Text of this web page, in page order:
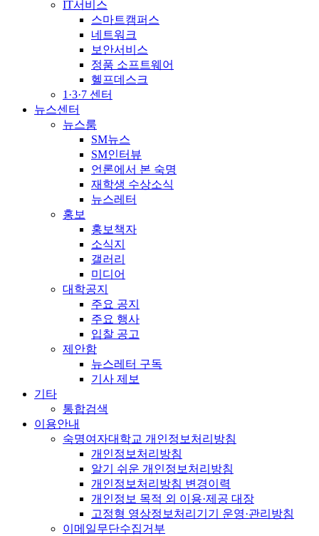
IT서비스
스마트캠퍼스
네트워크
보안서비스
정품 소프트웨어
헬프데스크
1·3·7 센터
뉴스센터
뉴스룸
SM뉴스
SM인터뷰
언론에서 본 숙명
재학생 수상소식
뉴스레터
홍보
홍보책자
소식지
갤러리
미디어
대학공지
주요 공지
주요 행사
입찰 공고
제안함
뉴스레터 구독
기사 제보
기타
통합검색
이용안내
숙명여자대학교 개인정보처리방침
개인정보처리방침
알기 쉬운 개인정보처리방침
개인정보처리방침 변경이력
개인정보 목적 외 이용·제공 대장
고정형 영상정보처리기기 운영·관리방침
이메일무단수집거부